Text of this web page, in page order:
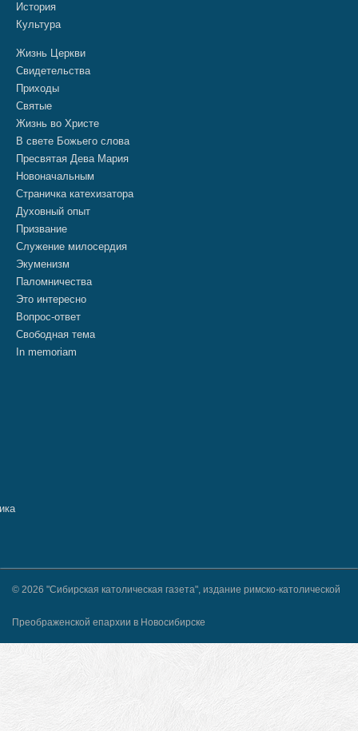
История
Культура
Жизнь Церкви
Свидетельства
Приходы
Святые
Жизнь во Христе
В свете Божьего слова
Пресвятая Дева Мария
Новоначальным
Страничка катехизатора
Духовный опыт
Призвание
Служение милосердия
Экуменизм
Паломничества
Это интересно
Вопрос-ответ
Свободная тема
In memoriam
© 2026 "Сибирская католическая газета", издание римско-католической
Преображенской епархии в Новосибирске